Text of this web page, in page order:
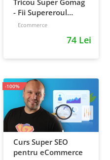
- Fii Supereroul
Clientilor Tai
Ecommerce
74 Lei
Curs Super SEO
pentru eCommerce
-100%